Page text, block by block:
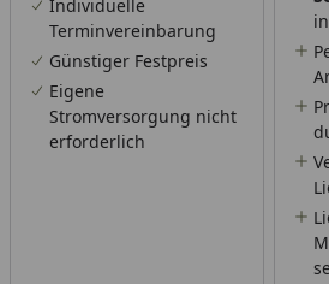
Individuelle
Terminvereinbarung
Günstiger Festpreis
Eigene
Stromversorgung nicht
erforderlich